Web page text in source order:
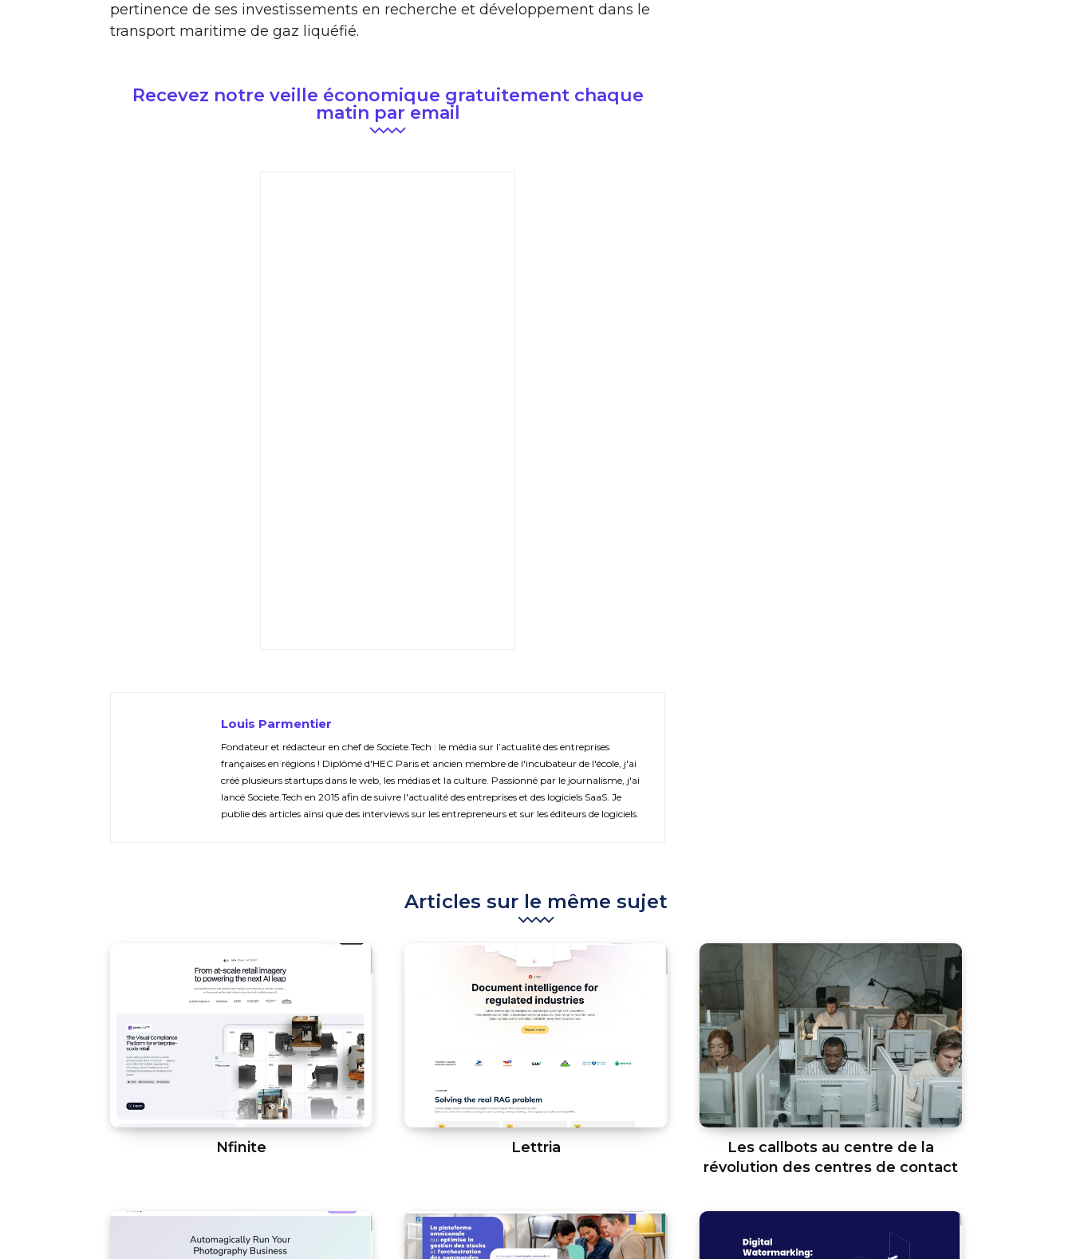
pertinence de ses investissements en recherche et développement dans le
transport maritime de gaz liquéfié.
Recevez notre veille économique gratuitement chaque
matin par email
Louis Parmentier
Fondateur et rédacteur en chef de Societe.Tech : le média sur l’actualité des entreprises
françaises en régions ! Diplômé d'HEC Paris et ancien membre de l'incubateur de l'école, j'ai
créé plusieurs startups dans le web, les médias et la culture. Passionné par le journalisme, j'ai
lancé Societe.Tech en 2015 afin de suivre l'actualité des entreprises et des logiciels SaaS. Je
publie des articles ainsi que des interviews sur les entrepreneurs et sur les éditeurs de logiciels.
Articles sur le même sujet
Nfinite Lettria
Les callbots au centre de la
révolution des centres de contact